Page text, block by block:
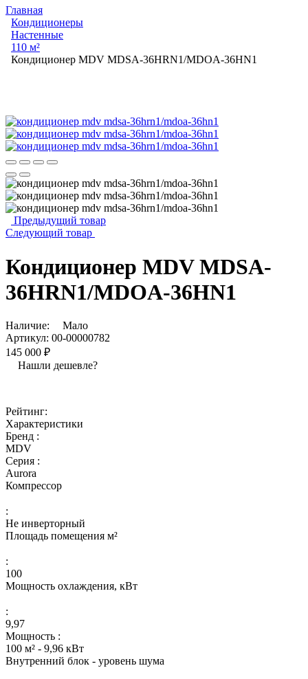
Главная
Кондиционеры
Настенные
110 м²
Кондиционер MDV MDSA-36HRN1/MDOA-36HN1
Предыдущий товар
Следующий товар
Кондиционер MDV MDSA-
36HRN1/MDOA-36HN1
Наличие:
Мало
Артикул: 00-00000782
145 000 ₽
Нашли дешевле?
Рейтинг:
Характеристики
Бренд :
MDV
Серия :
Aurora
Компрессор
:
Не инверторный
Площадь помещения м²
:
100
Мощность охлаждения, кВт
:
9,97
Мощность :
100 м² - 9,96 кВт
Внутренний блок - уровень шума